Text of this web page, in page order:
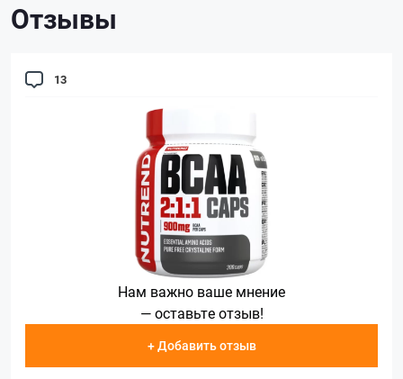
Отзывы
13
Нам важно ваше мнение
— оставьте отзыв!
+ Добавить отзыв